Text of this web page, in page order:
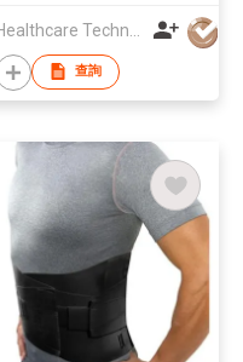
查詢